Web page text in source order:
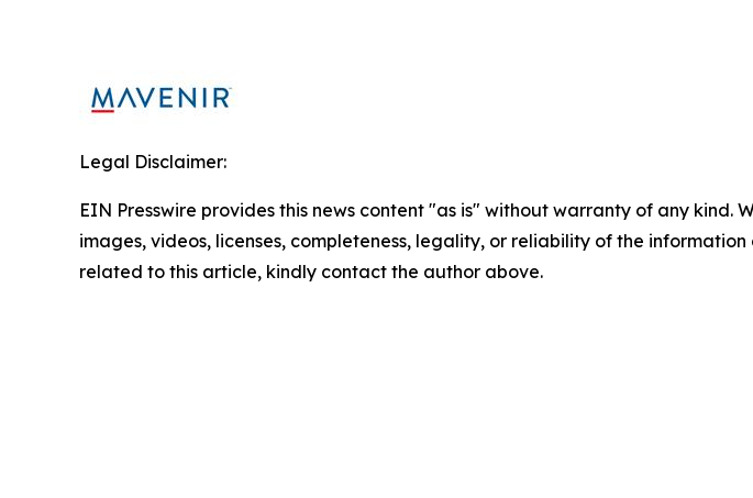
Legal Disclaimer:
EIN Presswire provides this news content "as is" without warranty of any
images, videos, licenses, completeness, legality, or reliability of the
related to this article, kindly contact the author above.